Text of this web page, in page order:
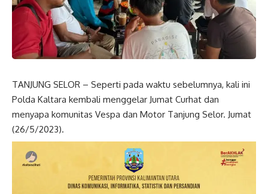
TANJUNG SELOR – Seperti pada waktu sebelumnya, kali ini
Polda Kaltara kembali menggelar Jumat Curhat dan
menyapa komunitas Vespa dan Motor Tanjung Selor. Jumat
(26/5/2023).